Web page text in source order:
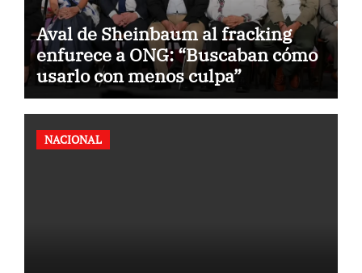
Aval de Sheinbaum al fracking
enfurece a ONG: “Buscaban cómo
usarlo con menos culpa”
NACIONAL